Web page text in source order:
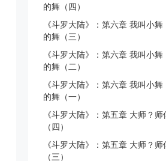
的舞（四）
《斗罗大陆》：第六章 我叫小舞
的舞（三）
《斗罗大陆》：第六章 我叫小舞
的舞（二）
《斗罗大陆》：第六章 我叫小舞
的舞（一）
《斗罗大陆》：第五章 大师？师
（四）
《斗罗大陆》：第五章 大师？师
（三）